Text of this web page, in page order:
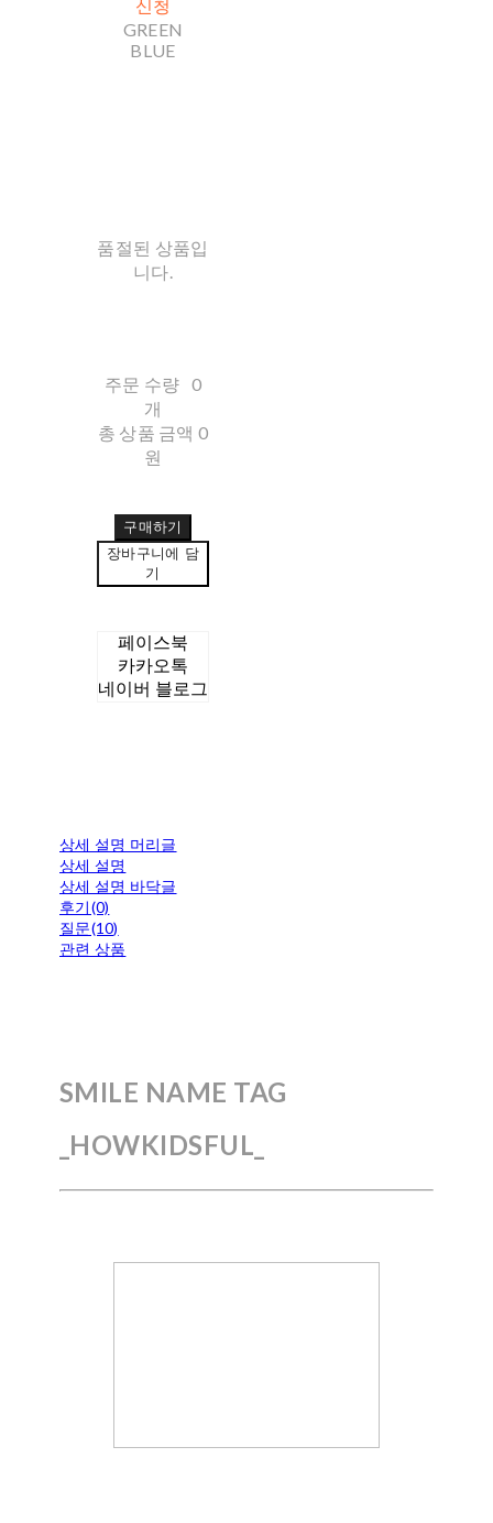
신청
GREEN
BLUE
품절된 상품입
니다.
주문 수량 0
개
총 상품 금액 0
원
구매하기
장바구니에 담
기
페이스북
카카오톡
네이버 블로그
상세 설명 머리글
상세 설명
상세 설명 바닥글
후기(0)
질문(10)
관련 상품
SMILE NAME TAG
_HOWKIDSFUL_